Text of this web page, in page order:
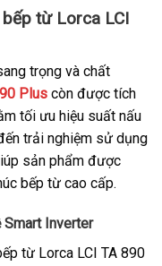
từ Lorca LCI
trọng và chất
Plus còn được tích
tối ưu hiệu suất nấu
trải nghiệm sử dụng
sản phẩm được
bếp từ cao cấp.
Smart Inverter
từ Lorca LCI TA 890